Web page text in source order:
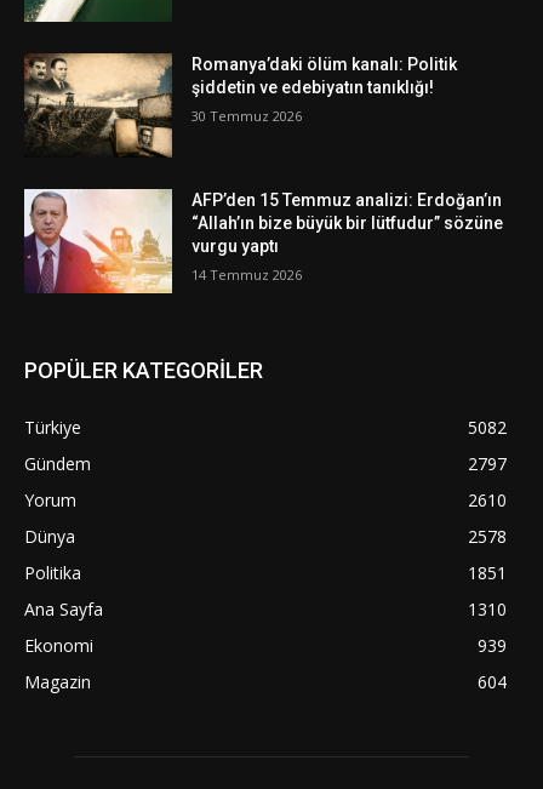
Romanya’daki ölüm kanalı: Politik
şiddetin ve edebiyatın tanıklığı!
30 Temmuz 2026
AFP’den 15 Temmuz analizi: Erdoğan’ın
“Allah’ın bize büyük bir lütfudur” sözüne
vurgu yaptı
14 Temmuz 2026
POPÜLER KATEGORİLER
Türkiye
5082
Gündem
2797
Yorum
2610
Dünya
2578
Politika
1851
Ana Sayfa
1310
Ekonomi
939
Magazin
604